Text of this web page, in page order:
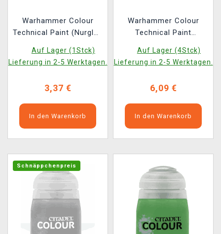
Warhammer Colour
Technical Paint (Nurgles
Auf Lager (1Stck)
Lieferung in 2-5 Werktagen.
3,37 €
In den Warenkorb
Warhammer Colour
Technical Paint
Texturfarbe, Grau
Auf Lager (4Stck)
Lieferung in 2-5 Werktagen.
6,09 €
In den Warenkorb
Schnäppchenpreis